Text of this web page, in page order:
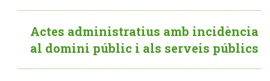
Actes administratius amb incidència
al domini públic i als serveis públics